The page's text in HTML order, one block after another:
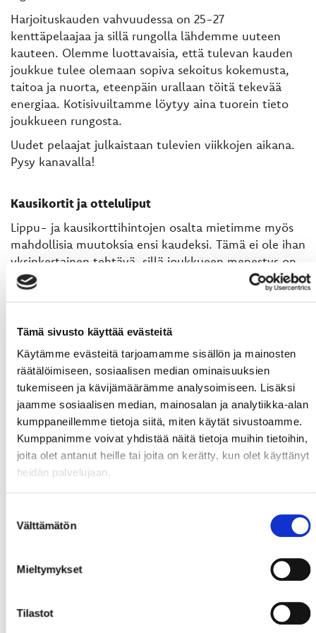
Tämä sivusto käyttää evästeitä
Käytämme evästeitä tarjoamamme sisällön ja mainosten
räätälöimiseen, sosiaalisen median ominaisuuksien
tukemiseen ja kävijämäärämme analysoimiseen. Lisäksi
jaamme sosiaalisen median, mainosalan ja analytiikka-alan
kumppaneillemme tietoja siitä, miten käytät sivustoamme.
Kumppanimme voivat yhdistää näitä tietoja muihin tietoihin,
joita olet antanut heille tai joita on kerätty, kun olet käyttänyt
heidän palvelujaan.
valinta
Välttämätön
Mieltymykset
Tilastot
Harjoituskauden vahvuudessa on 25-27
kenttäpelaajaa ja sillä rungolla lähdemme uuteen
kauteen. Olemme luottavaisia, että tulevan kauden
joukkue tulee olemaan sopiva sekoitus kokemusta,
taitoa ja nuorta, eteenpäin urallaan töitä tekevää
energiaa. Kotisivuiltamme löytyy aina tuorein tieto
joukkueen rungosta.
Uudet pelaajat julkaistaan tulevien viikkojen aikana.
Pysy kanavalla!
Kausikortit ja otteluliput
Lippu- ja kausikorttihintojen osalta mietimme myös
mahdollisia muutoksia ensi kaudeksi. Tämä ei ole ihan
yksinkertainen tehtävä, sillä joukkueen menestys on
vähintään yhtä tärkeä ostokriteeri, kuin pelkkä hinta.
Kaikkia hintoja tullaan joka tapauksessa tarkistamaan
maaliskuun lopussa. Sport tarvitsee sinua jatkossakin
ja toivomme, että olet mukana tukemassa
liigajoukkuetta myös ensi kaudella.
Ottelulippujen osalta emme ole vielä tehneet
lopullisia päätöksiä, mutta myös irtolippujen hinnat
tullaan tarkistamaan. Kausikortin ostaminen tulee
toki edelleen olemaan edullisempi vaihtoehto.
Hinnoittelun tavoite ensi kaudeksi on lisätä
lippukategoriakohtaisesti.
huipputarjouksia on tulossa pian!
Ottelutapahtuman kehittämisessä on otettu askelia